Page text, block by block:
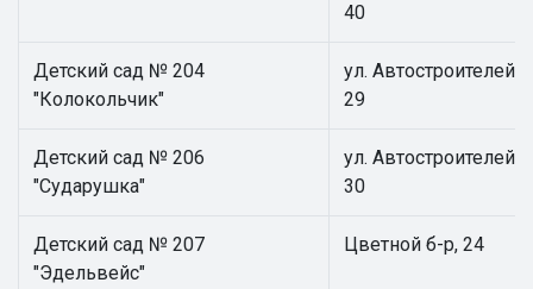
40
Детский сад № 204
"Колокольчик"
ул. Автостроителей,
29
Детский сад № 206
"Сударушка"
ул. Автостроителей,
30
Детский сад № 207
"Эдельвейс"
Цветной б-р, 24